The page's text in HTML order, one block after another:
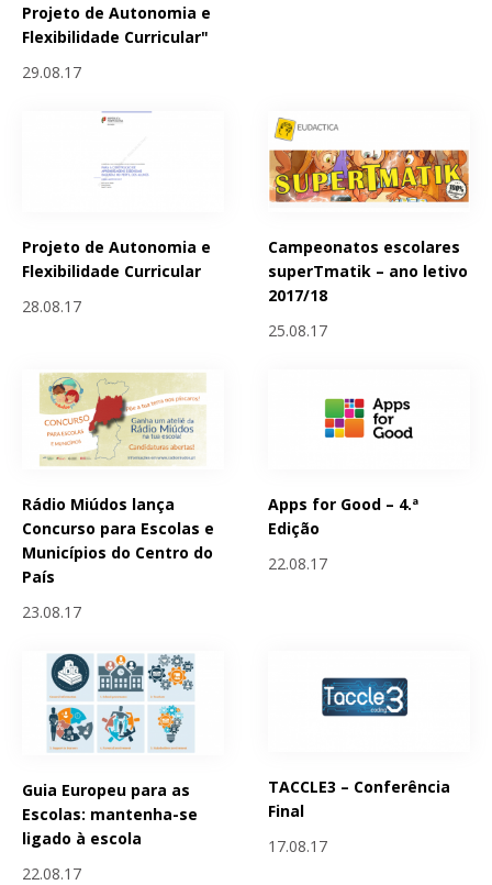
Projeto de Autonomia e
Flexibilidade Curricular"
29.08.17
Projeto de Autonomia e
Flexibilidade Curricular
28.08.17
Campeonatos escolares
superTmatik – ano letivo
2017/18
25.08.17
Rádio Miúdos lança
Concurso para Escolas e
Municípios do Centro do
País
23.08.17
Apps for Good – 4.ª
Edição
22.08.17
Guia Europeu para as
Escolas: mantenha-se
ligado à escola
22.08.17
TACCLE3 – Conferência
Final
17.08.17